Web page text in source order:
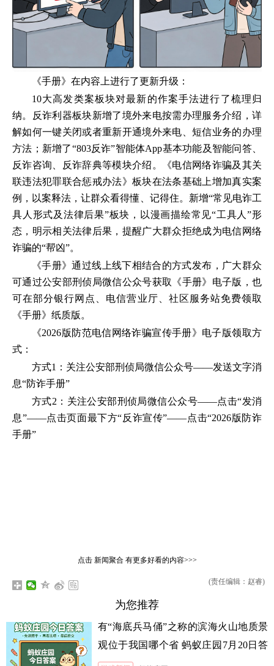
《手册》在内容上进行了更新升级：
10大高发类案板块对最新的作案手法进行了梳理归
纳。反诈利器板块新增了境外来电按需办理服务介绍，详
解如何一键关闭或者重新开通境外来电、短信业务的办理
方法；新增了“803反诈”智能体App基本功能及智能问答、
反诈咨询、反诈辞典等模块介绍。《电信网络诈骗及其关
联违法犯罪联合惩戒办法》板块在法条基础上增加真实案
例，以案释法，让群众看得懂、记得住。新增“常见电诈工
具人形式及法律后果”板块，以漫画描绘常见“工具人”形
态，明示相关法律后果，提醒广大群众拒绝成为电信网络
诈骗的“帮凶”。
《手册》通过线上线下相结合的方式发布，广大群众
可通过公安部刑侦局微信公众号获取《手册》电子版，也
可在部分银行网点、电信营业厅、社区服务站免费领取
《手册》纸质版。
《2026版防范电信网络诈骗宣传手册》电子版领取方
式：
方式1：关注公安部刑侦局微信公众号——发送文字消
息“防诈手册”
方式2：关注公安部刑侦局微信公众号——点击“发消
息”——点击页面最下方“反诈宣传”——点击“2026版防诈
手册”
点击 新闻聚合有更多好看的内容>>>
(责任编辑：赵睿)
为您推荐
有“海底兵马俑”之称的滨海火山地质景
观位于我国哪个省 蚂蚁庄园7月20日答
案